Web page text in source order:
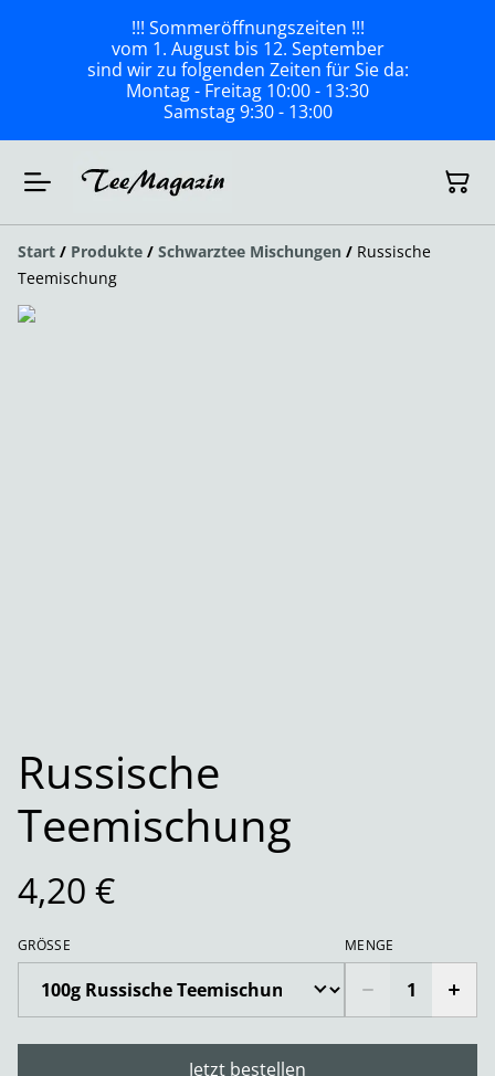
!!! Sommeröffnungszeiten !!!
vom 1. August bis 12. September
sind wir zu folgenden Zeiten für Sie da:
Montag - Freitag 10:00 - 13:30
Samstag 9:30 - 13:00
Start / Produkte / Schwarztee Mischungen / Russische
Teemischung
Russische
Teemischung
4,20 €
GRÖSSE MENGE
Jetzt bestellen